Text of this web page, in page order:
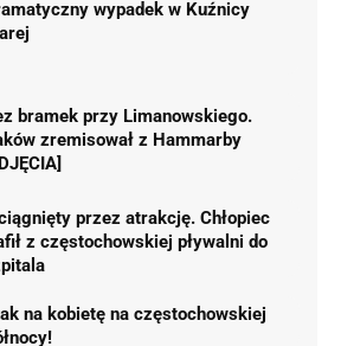
wypadek w Kuźnicy
bramek przy Limanowskiego.
zremisował z Hammarby
przez atrakcję. Chłopiec
z częstochowskiej pływalni do
na kobietę na częstochowskiej